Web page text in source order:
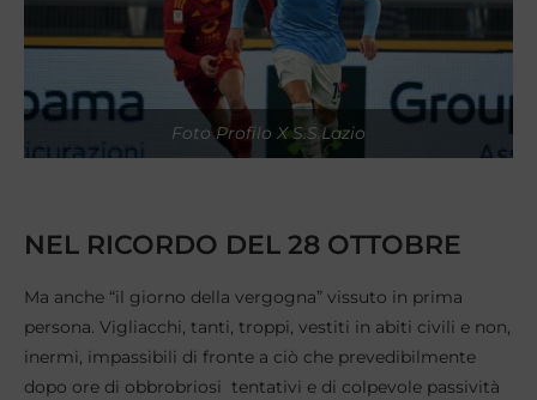
Foto Profilo X S.S.Lazio
NEL RICORDO DEL 28 OTTOBRE
Ma anche “il giorno della vergogna” vissuto in prima
persona. Vigliacchi, tanti, troppi, vestiti in abiti civili e non,
inermi, impassibili di fronte a ciò che prevedibilmente
dopo ore di obbrobriosi tentativi e di colpevole passività